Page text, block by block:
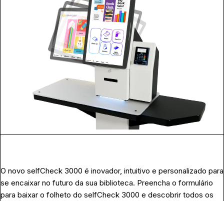
O novo selfCheck 3000 é inovador, intuitivo e personalizado para
se encaixar no futuro da sua biblioteca. Preencha o formulário
para baixar o folheto do selfCheck 3000 e descobrir todos os